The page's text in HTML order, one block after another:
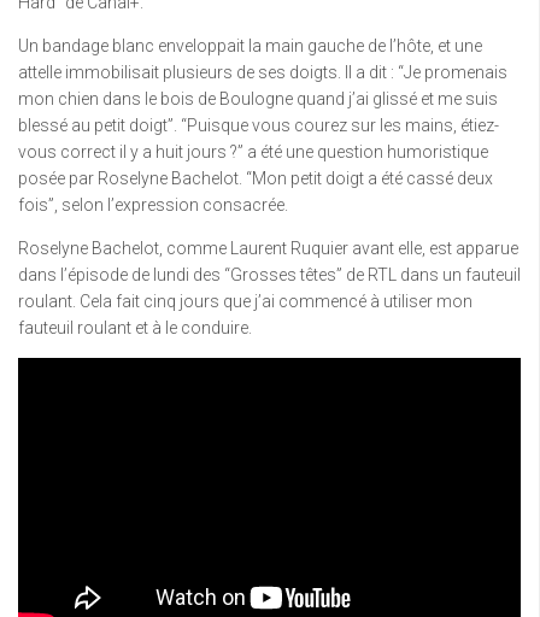
Un bandage blanc enveloppait la main gauche de l’hôte, et une
attelle immobilisait plusieurs de ses doigts. Il a dit : “Je promenais
mon chien dans le bois de Boulogne quand j’ai glissé et me suis
blessé au petit doigt”. “Puisque vous courez sur les mains, étiez-
vous correct il y a huit jours ?” a été une question humoristique
posée par Roselyne Bachelot. “Mon petit doigt a été cassé deux
fois”, selon l’expression consacrée.
Roselyne Bachelot, comme Laurent Ruquier avant elle, est apparue
dans l’épisode de lundi des “Grosses têtes” de RTL dans un fauteuil
roulant. Cela fait cinq jours que j’ai commencé à utiliser mon
fauteuil roulant et à le conduire.